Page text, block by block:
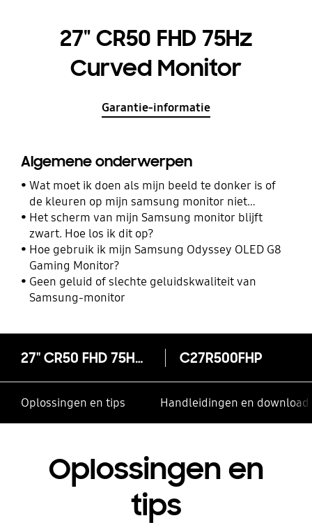
27" CR50 FHD 75Hz
Curved Monitor
Garantie-informatie
Algemene onderwerpen
Wat moet ik doen als mijn beeld te donker is of
de kleuren op mijn samsung monitor niet
kloppen?
Het scherm van mijn Samsung monitor blijft
zwart. Hoe los ik dit op?
Hoe gebruik ik mijn Samsung Odyssey OLED G8
Gaming Monitor?
Geen geluid of slechte geluidskwaliteit van
Samsung-monitor
27" CR50 FHD 75Hz Curved Monitor C27R500FHP
Oplossingen en tips Handleidingen en
Oplossingen en
tips